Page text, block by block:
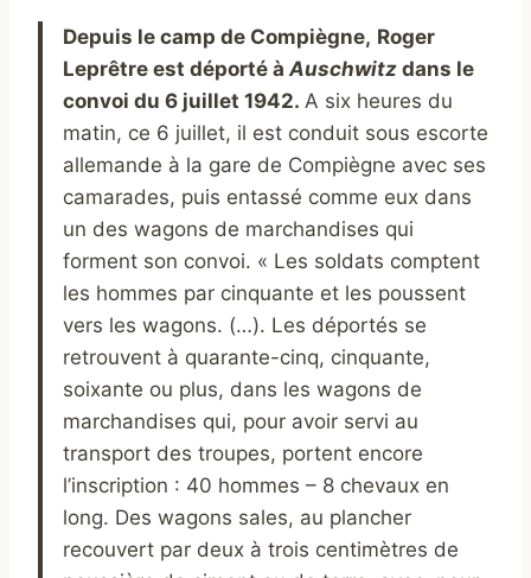
Depuis le camp de Compiègne, Roger
Leprêtre est déporté à Auschwitz dans le
convoi du 6 juillet 1942. A six heures du
matin, ce 6 juillet, il est conduit sous escorte
allemande à la gare de Compiègne avec ses
camarades, puis entassé comme eux dans
un des wagons de marchandises qui
forment son convoi. « Les soldats comptent
les hommes par cinquante et les poussent
vers les wagons. (…). Les déportés se
retrouvent à quarante-cinq, cinquante,
soixante ou plus, dans les wagons de
marchandises qui, pour avoir servi au
transport des troupes, portent encore
l’inscription : 40 hommes – 8 chevaux en
long. Des wagons sales, au plancher
recouvert par deux à trois centimètres de